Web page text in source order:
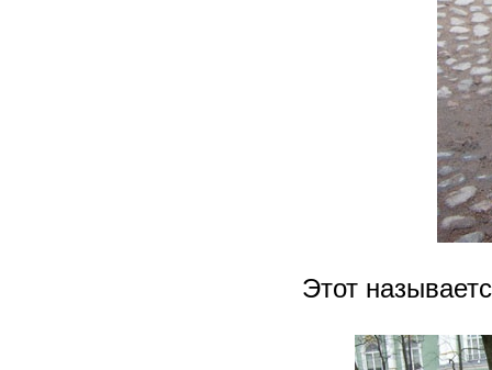
Этот